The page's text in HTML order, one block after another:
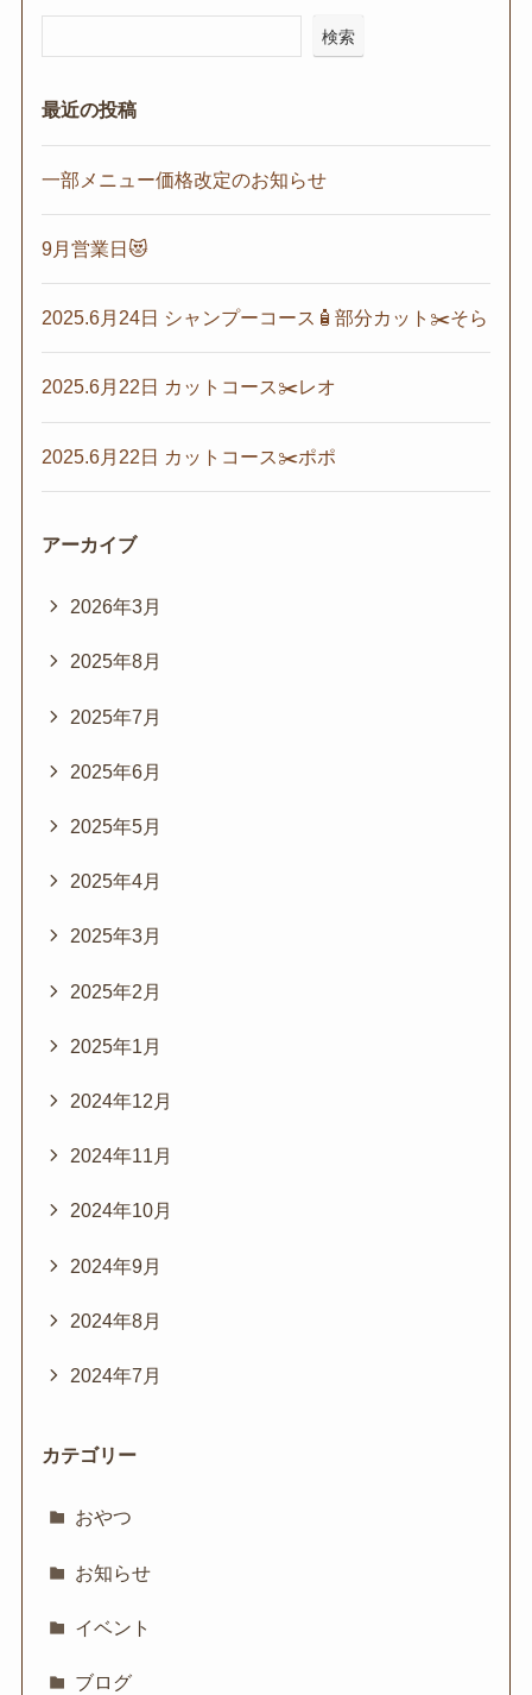
検索
最近の投稿
一部メニュー価格改定のお知らせ
9月営業日😻
2025.6月24日 シャンプーコース🧴部分カット✂️そら
2025.6月22日 カットコース✂️レオ
2025.6月22日 カットコース✂️ポポ
アーカイブ
2026年3月
2025年8月
2025年7月
2025年6月
2025年5月
2025年4月
2025年3月
2025年2月
2025年1月
2024年12月
2024年11月
2024年10月
2024年9月
2024年8月
2024年7月
カテゴリー
おやつ
お知らせ
イベント
ブログ